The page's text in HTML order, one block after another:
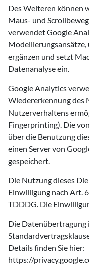
Des Weiteren können
Maus- und
verwendet Google
Modellierungsansätze,
ergänzen und setzt
Datenanalyse ein.
Google Analytics
Wiedererkennung des
Nutzerverhaltens
Fingerprinting). Die
über die Benutzung
einen Server von
gespeichert.
Die Nutzung dieses
Einwilligung nach Art.
TDDDG. Die
Die Datenübertragung
Details finden Sie hier:
https://